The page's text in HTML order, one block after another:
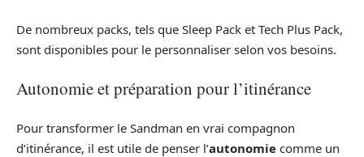
De nombreux packs, tels que Sleep Pack et Tech Plus Pack,
sont disponibles pour le personnaliser selon vos besoins.
Autonomie et préparation pour l’itinérance
Pour transformer le Sandman en vrai compagnon
d’itinérance, il est utile de penser l’autonomie comme un